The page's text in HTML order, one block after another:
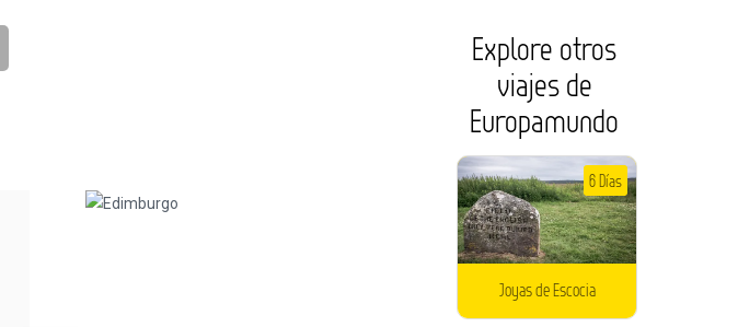
Explore otros
viajes de
Europamundo
Joyas de Escocia
6 Días